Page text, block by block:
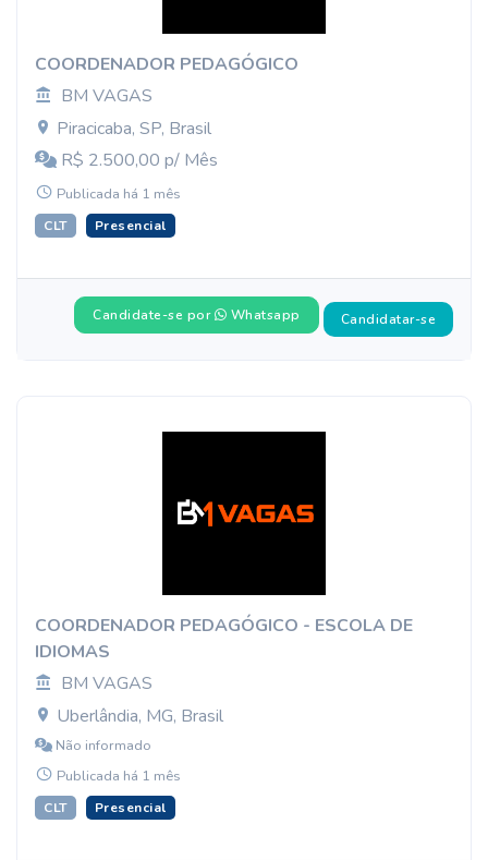
COORDENADOR PEDAGÓGICO
BM VAGAS
Piracicaba, SP, Brasil
R$ 2.500,00 p/ Mês
Publicada há 1 mês
CLT Presencial
Candidate-se por Whatsapp Candidatar-se
COORDENADOR PEDAGÓGICO - ESCOLA DE
IDIOMAS
BM VAGAS
Uberlândia, MG, Brasil
Não informado
Publicada há 1 mês
CLT Presencial